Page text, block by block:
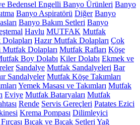
Bedensel Engelli Banyo Ürünleri Banyo
Banyo Aspiratörü Diğer Banyo
Banyo Bakım Setleri Banyo
Havlu MUTFAK Mutfak
Hazır Mutfak Dolapları Çok
Dolapları Mutfak Rafları Köşe
Boy Dolabı Kiler Dolabı Ekmek ve
Sandalye Mutfak Sandalyeleri Bar
Sandalyeler Mutfak Köşe Takımları
Yemek Masası ve Takımları Mutfak
Eviye Mutfak Bataryaları Mutfak
Rende Servis Gereçleri Patates Ezici
Krema Pompası Dilimleyici
Bıçak ve Bıçak Setleri Yağ